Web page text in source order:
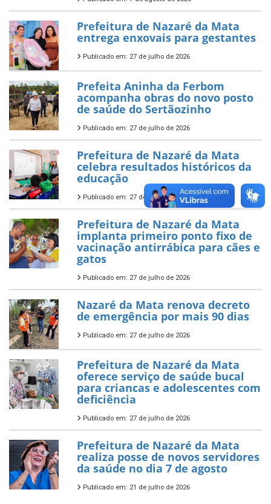
Prefeitura de Nazaré da Mata
entrega enxovais para gestantes
Publicado em: 27 de julho de 2026
Prefeita Aninha da Ferbom
acompanha obras do novo posto
de saúde do Sertãozinho
Publicado em: 27 de julho de 2026
Prefeitura de Nazaré da Mata
celebra resultados históricos da
educação
Publicado em: 27 de julho de 2026
Prefeitura de Nazaré da Mata
implanta primeiro ponto fixo de
vacinação antirrábica para cães e
gatos
Publicado em: 27 de julho de 2026
Nazaré da Mata renova decreto
de emergência por mais 90 dias
Publicado em: 27 de julho de 2026
Prefeitura de Nazaré da Mata
oferece serviço de saúde bucal
para criancas e adolescentes com
deficiência
Publicado em: 27 de julho de 2026
Prefeitura de Nazaré da Mata
realiza posse de novos servidores
da saúde no dia 7 de agosto
Publicado em: 21 de julho de 2026